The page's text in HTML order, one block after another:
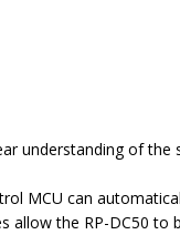
understanding of
MCU can
the RP-DC50